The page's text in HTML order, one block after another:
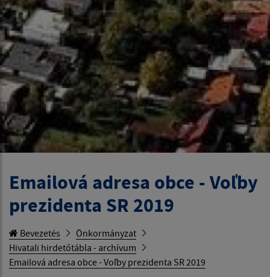
Emailová adresa obce - Voľby
prezidenta SR 2019
Bevezetés
Önkormányzat
Hivatali hirdetőtábla - archívum
Emailová adresa obce - Voľby prezidenta SR 2019